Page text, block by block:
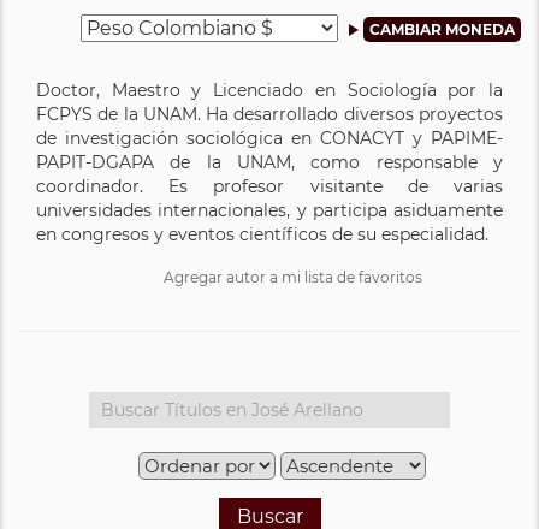
Doctor, Maestro y Licenciado en Sociología por la
FCPYS de la UNAM. Ha desarrollado diversos proyectos
de investigación sociológica en CONACYT y PAPIME-
PAPIT-DGAPA de la UNAM, como responsable y
coordinador. Es profesor visitante de varias
universidades internacionales, y participa asiduamente
en congresos y eventos científicos de su especialidad.
Agregar autor a mi lista de favoritos
Buscar